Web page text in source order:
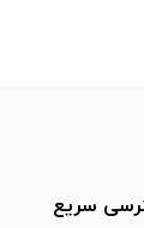
سریع